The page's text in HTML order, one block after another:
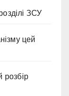
ЗСУ
цей
розбір